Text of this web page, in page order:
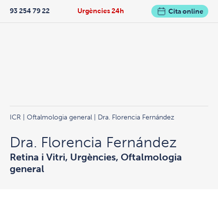
Urgències 24h
93 254 79 22 Cita online
ICR Oftalmologia general | Dra. Florencia Fernández
Dra. Florencia Fernández
Retina i Vitri, Urgències, Oftalmologia
general